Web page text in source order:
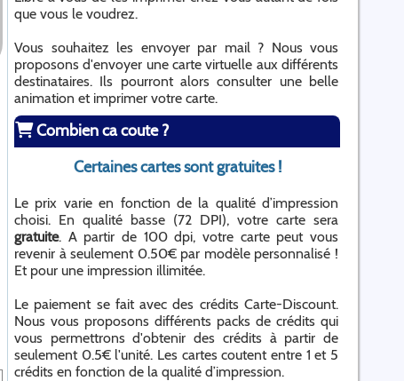
que vous le voudrez.
Vous souhaitez les envoyer par mail ? Nous vous
proposons d'envoyer une carte virtuelle aux différents
destinataires. Ils pourront alors consulter une belle
animation et imprimer votre carte.
Combien ca coute ?
Certaines cartes sont gratuites !
Le prix varie en fonction de la qualité d’impression
choisi. En qualité basse (72 DPI), votre carte sera
gratuite. A partir de 100 dpi, votre carte peut vous
revenir à seulement 0.50€ par modèle personnalisé !
Et pour une impression illimitée.
Le paiement se fait avec des crédits Carte-Discount.
Nous vous proposons différents packs de crédits qui
vous permettrons d'obtenir des crédits à partir de
seulement 0.5€ l'unité. Les cartes coutent entre 1 et 5
crédits en fonction de la qualité d’impression.